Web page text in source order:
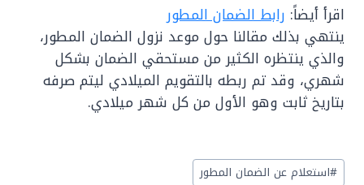
اقرأ أيضاً: رابط الضمان المطور
ينتهي بذلك مقالنا حول موعد نزول الضمان المطور،
والذي ينتظره الكثير من مستحقي الضمان بشكل
شهري، وقد تم ربطه بالتقويم الميلادي ليتم صرفه
بتاريخ ثابت وهو الأول من كل شهر ميلادي.
Post
#استعلام عن الضمان المطور